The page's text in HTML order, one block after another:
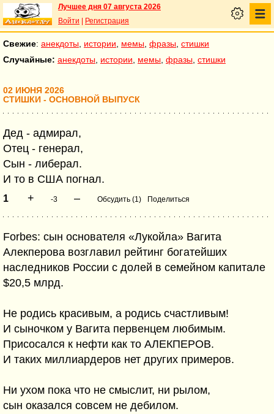
Лучшее дня 07 августа 2026
Войти
Регистрация
Свежие: анекдоты истории мемы фразы стишки
Случайные: анекдоты истории мемы фразы стишки
02 ИЮНЯ 2026
СТИШКИ - ОСНОВНОЙ ВЫПУСК
Дед - адмирал,
Отец - генерал,
Сын - либерал.
И то в США погнал.
1 + -3 – Обсудить (1) Поделиться
Forbes: сын основателя «Лукойла» Вагита
Алекперова возглавил рейтинг богатейших
наследников России с долей в семейном капитале
$20,5 млрд.
Не родись красивым, а родись счастливым!
И сыночком у Вагита первенцем любимым.
Присосался к нефти как то АЛЕКПЕРОВ.
И таких миллиардеров нет других примеров.
Ни ухом пока что не смыслит, ни рылом,
сын оказался совсем не дебилом.